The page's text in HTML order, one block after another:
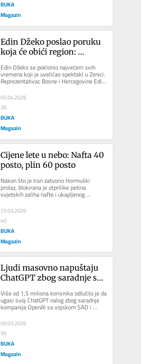
BUKA
Magazin
Edin Džeko poslao poruku
koja će obići region:
je veliki”
Edin Džeko se poklonio najvećem svih
vremena koji je uveličao spektakl u Zenici.
Reprezentativac Bosne i Hercegovine Edin
Džeko osvrnuo se na...
05.04.2026
30
BUKA
Magazin
Cijene lete u nebo: Nafta 40
posto, plin 60 posto
Nakon što je Iran zatvorio Hormuški
prolaz, blokirana je otprilike petina
svjetskih zaliha nafte i ukapljenog
prirodnog plina, što je izazvalo...
25.03.2026
40
BUKA
Magazin
Ljudi masovno napuštaju
ChatGPT zbog saradnje sa
Više od 1,5 miliona korisnika odlučilo je da
ugasi svoj ChatGPT nalog zbog saradnje
kompanije OpenAI sa vojskom SAD i
kontroverznih donacija. Ako...
09.03.2026
50
BUKA
Magazin